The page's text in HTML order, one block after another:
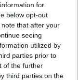
for
below opt-out
that after your
seeing
utilized by
parties prior to
of the further
third parties on the
στηνροή
στο Instagram